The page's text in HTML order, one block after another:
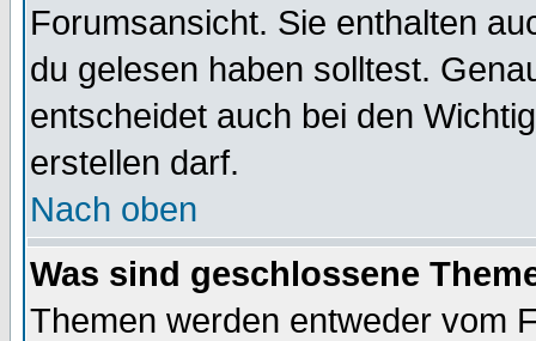
Forumsansicht. Sie enthalten
du gelesen haben solltest.
entscheidet auch bei den
erstellen darf.
Nach oben
Was sind geschlossene
Themen werden entweder vom